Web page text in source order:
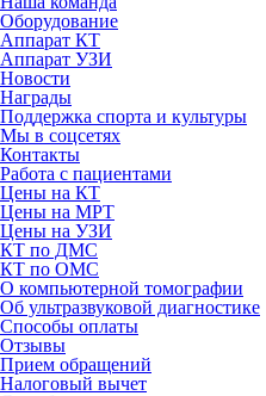
Оборудование
Аппарат КТ
Аппарат УЗИ
Новости
Награды
Поддержка спорта и культуры
Мы в соцсетях
Контакты
Работа с пациентами
Цены на КТ
Цены на МРТ
Цены на УЗИ
КТ по ДМС
КТ по ОМС
О компьютерной томографии
Об ультразвуковой диагностике
Способы оплаты
Отзывы
Прием обращений
Налоговый вычет